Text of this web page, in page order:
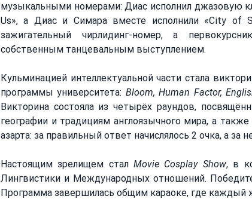
музыкальными номерами: Диас исполнил джазовую
Us», а Диас и Симара вместе исполнили «City of
зажигательный чирлидинг-номер, а
собственным танцевальным выступлением.
Кульминацией интеллектуальной части стала
программы университета: Bloom, Human Factor,
Викторина состояла из четырёх раундов,
географии и традициям англоязычного мира, а
азарта: за правильный ответ начислялось 2 очка, а за
Настоящим зрелищем стал Movie Cosplay Show, в
Лингвистики и Международных отношений.
Программа завершилась общим караоке, где каждый